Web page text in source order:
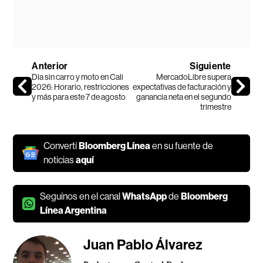
Anterior
Día sin carro y moto en Cali
2026: Horario, restricciones
y más para este 7 de agosto
Siguiente
MercadoLibre supera
expectativas de facturación y
ganancia neta en el segundo
trimestre
ConvertíBloomberg Línea en su fuente de
noticiasaquí
Seguínos en el canalWhatsAppdeBloomberg
Línea Argentina
Juan Pablo Álvarez